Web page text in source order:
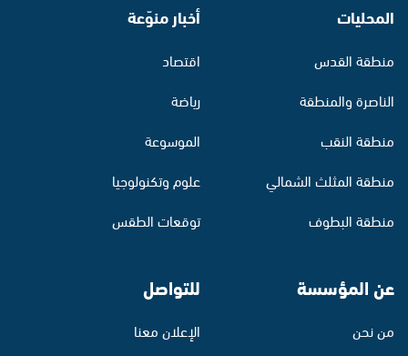
المحليات
منطقة القدس
الناصرة والمنطقة
منطقة النقب
منطقة المثلث الشمالي
منطقة البطوف
أخبار منوّعة
اقتصاد
رياضة
الموسوعة
علوم وتكنولوجيا
توقعات الطقس
عن المؤسسة
من نحن
للتواصل
الإعلان معنا